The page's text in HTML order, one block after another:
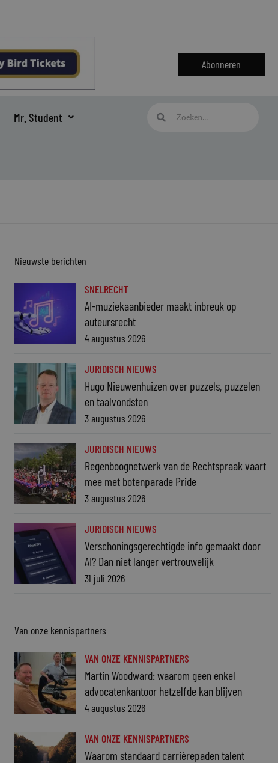
Abonneren
Mr. Student Zoeken
Nieuwste berichten
SNELRECHT
AI-muziekaanbieder maakt inbreuk op
auteursrecht
4 augustus 2026
JURIDISCH NIEUWS
Hugo Nieuwenhuizen over puzzels, puzzelen
en taalvondsten
3 augustus 2026
JURIDISCH NIEUWS
Regenboognetwerk van de Rechtspraak vaart
mee met botenparade Pride
3 augustus 2026
JURIDISCH NIEUWS
Verschoningsgerechtigde info gemaakt door
AI? Dan niet langer vertrouwelijk
31 juli 2026
Van onze kennispartners
VAN ONZE KENNISPARTNERS
Martin Woodward: waarom geen enkel
advocatenkantoor hetzelfde kan blijven
4 augustus 2026
VAN ONZE KENNISPARTNERS
Waarom standaard carrièrepaden talent